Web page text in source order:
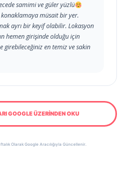
samimi ve güler yüzlü
konaklamaya müsait bir yer.
ayrı bir keyif olabilir. Lokasyon
hemen girişinde olduğu için
girebileceğiniz en temiz ve sakin
GOOGLE ÜZERİNDEN OKU
Olarak Google Aracılığıyla Güncellenir.